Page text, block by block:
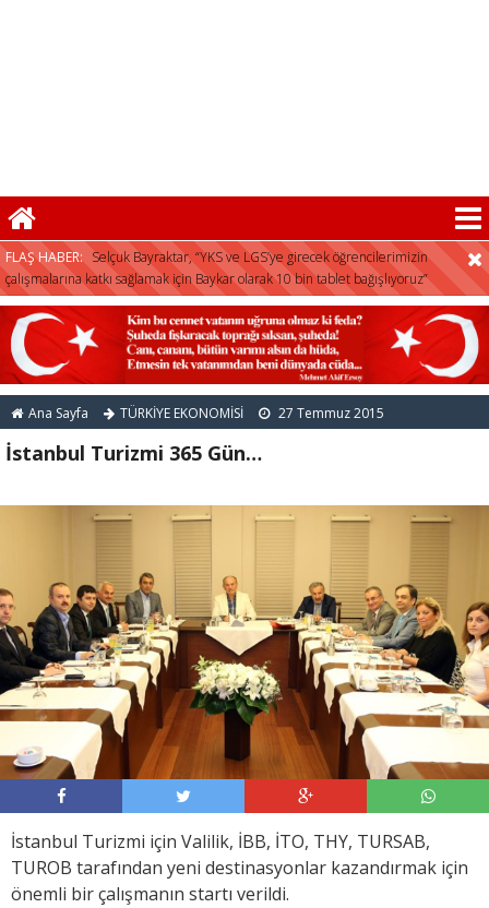
FLAŞ HABER: Selçuk Bayraktar, “YKS ve LGS’ye girecek öğrencilerimizin
çalışmalarına katkı sağlamak için Baykar olarak 10 bin tablet bağışlıyoruz”
Ana Sayfa TÜRKİYE EKONOMİSİ 27 Temmuz 2015
İstanbul Turizmi 365 Gün…
İstanbul Turizmi için Valilik, İBB, İTO, THY, TURSAB,
TUROB tarafından yeni destinasyonlar kazandırmak için
önemli bir çalışmanın startı verildi.